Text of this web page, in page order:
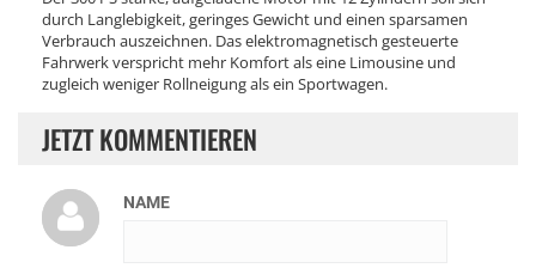
durch Langlebigkeit, geringes Gewicht und einen sparsamen
Verbrauch auszeichnen. Das elektromagnetisch gesteuerte
Fahrwerk verspricht mehr Komfort als eine Limousine und
zugleich weniger Rollneigung als ein Sportwagen.
JETZT KOMMENTIEREN
NAME